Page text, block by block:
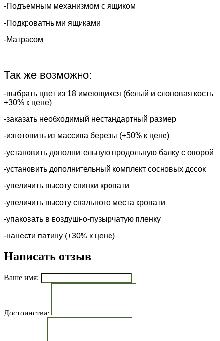
-Подъемным механизмом с ящиком
-Подкроватными ящиками
-Матрасом
Так же возможно:
-выбрать цвет из 18 имеющихся (белый и слоновая кость
+30% к цене)
-заказать необходимый нестандартный размер
-изготовить из массива березы (+50% к цене)
-установить дополнительную продольную балку с опорой
-установить дополнительный комплект сосновых досок
-увеличить высоту спинки кровати
-увеличить высоту спального места кровати
-упаковать в воздушно-пузырчатую пленку
-нанести патину (+30% к цене)
Написать отзыв
Ваше имя:
Достоинства: